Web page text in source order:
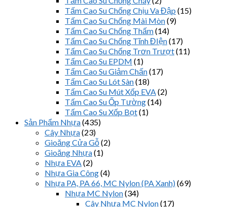
Tấm Cao Su Chống Chịu Va Đập (15)
Tấm Cao Su Chống Mài Mòn(9)
Tấm Cao Su Chống Thấm(14)
Tấm Cao Su Chống Tĩnh ĐIện(17)
Tấm Cao Su Chống Trơn Trượt(11)
Tấm Cao Su EPDM (1)
Tấm Cao Su Giảm Chấn(17)
Tấm Cao Su Lót Sàn(18)
Tấm Cao Su Mút Xốp EVA(2)
Tấm Cao Su Ốp Tường(14)
Tấm Cao Su Xốp Bọt(1)
Sản Phẩm Nhựa(435)
Cây Nhựa(23)
Gioăng Cửa Gỗ(2)
Gioăng Nhựa(1)
Nhựa EVA(2)
Nhựa Gia Công(4)
Nhựa PA, PA 66, MC Nylon (PA Xanh)(69)
Nhựa MC Nylon(34)
Cây Nhựa MC Nylon(17)